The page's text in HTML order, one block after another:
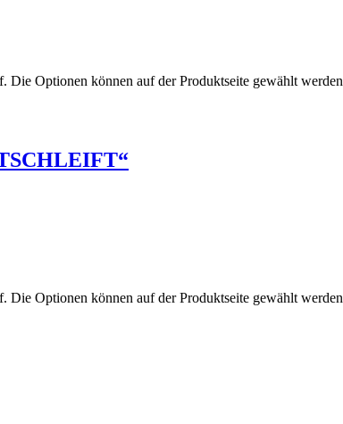
Die Optionen können auf der Produktseite gewählt werden
Die Optionen können auf der Produktseite gewählt werden